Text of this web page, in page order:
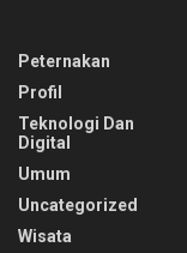
Peternakan
Profil
Teknologi Dan
Digital
Umum
Uncategorized
Wisata